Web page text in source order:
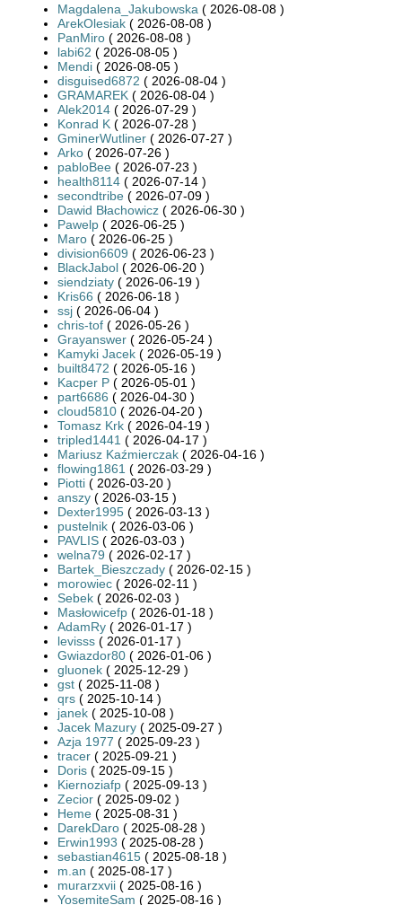
Magdalena_Jakubowska ( 2026-08-08 )
ArekOlesiak ( 2026-08-08 )
PanMiro ( 2026-08-08 )
labi62 ( 2026-08-05 )
Mendi ( 2026-08-05 )
disguised6872 ( 2026-08-04 )
GRAMAREK ( 2026-08-04 )
Alek2014 ( 2026-07-29 )
Konrad K ( 2026-07-28 )
GminerWutliner ( 2026-07-27 )
Arko ( 2026-07-26 )
pabloBee ( 2026-07-23 )
health8114 ( 2026-07-14 )
secondtribe ( 2026-07-09 )
Dawid Błachowicz ( 2026-06-30 )
Pawelp ( 2026-06-25 )
Maro ( 2026-06-25 )
division6609 ( 2026-06-23 )
BlackJabol ( 2026-06-20 )
siendziaty ( 2026-06-19 )
Kris66 ( 2026-06-18 )
ssj ( 2026-06-04 )
chris-tof ( 2026-05-26 )
Grayanswer ( 2026-05-24 )
Kamyki Jacek ( 2026-05-19 )
built8472 ( 2026-05-16 )
Kacper P ( 2026-05-01 )
part6686 ( 2026-04-30 )
cloud5810 ( 2026-04-20 )
Tomasz Krk ( 2026-04-19 )
tripled1441 ( 2026-04-17 )
Mariusz Kaźmierczak ( 2026-04-16 )
flowing1861 ( 2026-03-29 )
Piotti ( 2026-03-20 )
anszy ( 2026-03-15 )
Dexter1995 ( 2026-03-13 )
pustelnik ( 2026-03-06 )
PAVLIS ( 2026-03-03 )
welna79 ( 2026-02-17 )
Bartek_Bieszczady ( 2026-02-15 )
morowiec ( 2026-02-11 )
Sebek ( 2026-02-03 )
Masłowicefp ( 2026-01-18 )
AdamRy ( 2026-01-17 )
levisss ( 2026-01-17 )
Gwiazdor80 ( 2026-01-06 )
gluonek ( 2025-12-29 )
gst ( 2025-11-08 )
qrs ( 2025-10-14 )
janek ( 2025-10-08 )
Jacek Mazury ( 2025-09-27 )
Azja 1977 ( 2025-09-23 )
tracer ( 2025-09-21 )
Doris ( 2025-09-15 )
Kiernoziafp ( 2025-09-13 )
Zecior ( 2025-09-02 )
Heme ( 2025-08-31 )
DarekDaro ( 2025-08-28 )
Erwin1993 ( 2025-08-28 )
sebastian4615 ( 2025-08-18 )
m.an ( 2025-08-17 )
murarzxvii ( 2025-08-16 )
YosemiteSam ( 2025-08-16 )